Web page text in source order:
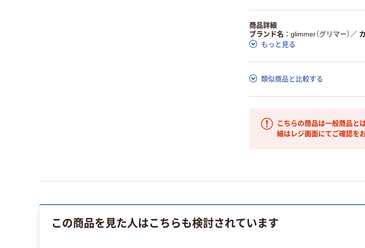
商品詳細
ブランド名
glimmer（グリマー） ／
もっと見る
類似商品と比較する
こちらの商品は一般商品と
細はレジ画面にてご確認を
この商品を見た人はこちらも検討されています